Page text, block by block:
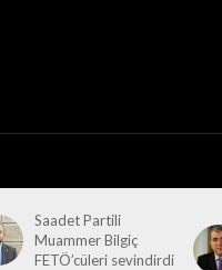
Saadet Partili
Muammer Bilgiç
FETÖ’cüleri sevindirdi